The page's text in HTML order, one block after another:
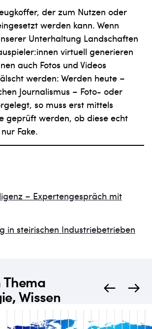
der zum Nutzen oder
werden kann. Wenn
Unterhaltung Landschaften
virtuell generieren
auch Fotos und Videos
werden: Werden heute –
Journalismus – Foto- oder
so muss erst mittels
geprüft werden, ob diese echt
Fake.
– Expertengespräch mit
in steirischen Industriebetrieben
Wissen